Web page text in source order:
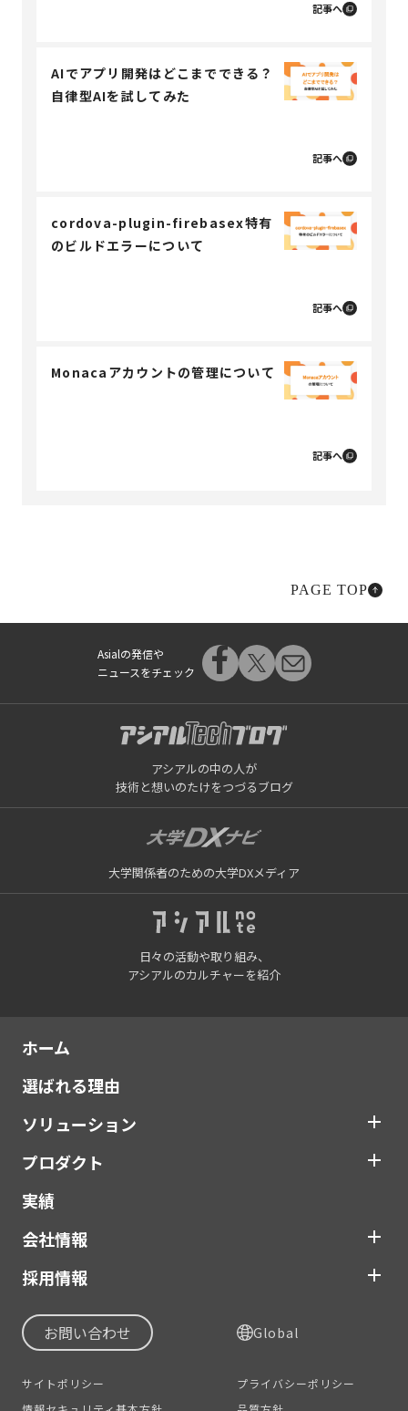
記事へ
AIでアプリ開発はどこまでできる？
自律型AIを試してみた
記事へ
cordova-plugin-firebasex特有
のビルドエラーについて
記事へ
Monacaアカウントの管理について
記事へ
PAGE TOP
Asialの発信や
ニュースをチェック
アシアルの中の人が
技術と想いのたけをつづるブログ
大学関係者のための大学DXメディア
日々の活動や取り組み、
アシアルのカルチャーを紹介
ホーム
選ばれる理由
ソリューション
プロダクト
実績
会社情報
採用情報
お問い合わせ Global
サイトポリシー
プライバシーポリシー